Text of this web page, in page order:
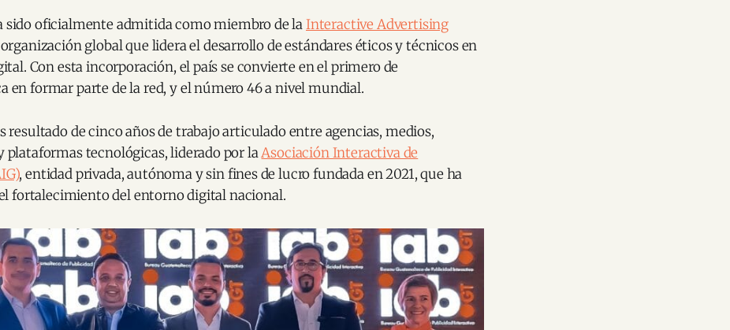
sido oficialmente admitida como miembro de laInteractive Advertising
global que lidera el desarrollo de estándares éticos y técnicos en
Con esta incorporación, el país se convierte en el primero de
en formar parte de la red, y el número 46 a nivel mundial.
resultado de cinco años de trabajo articulado entre agencias, medios,
plataformas tecnológicas, liderado por laAsociación Interactiva de
, entidad privada, autónoma y sin fines de lucro fundada en 2021, que ha
fortalecimiento del entorno digital nacional.